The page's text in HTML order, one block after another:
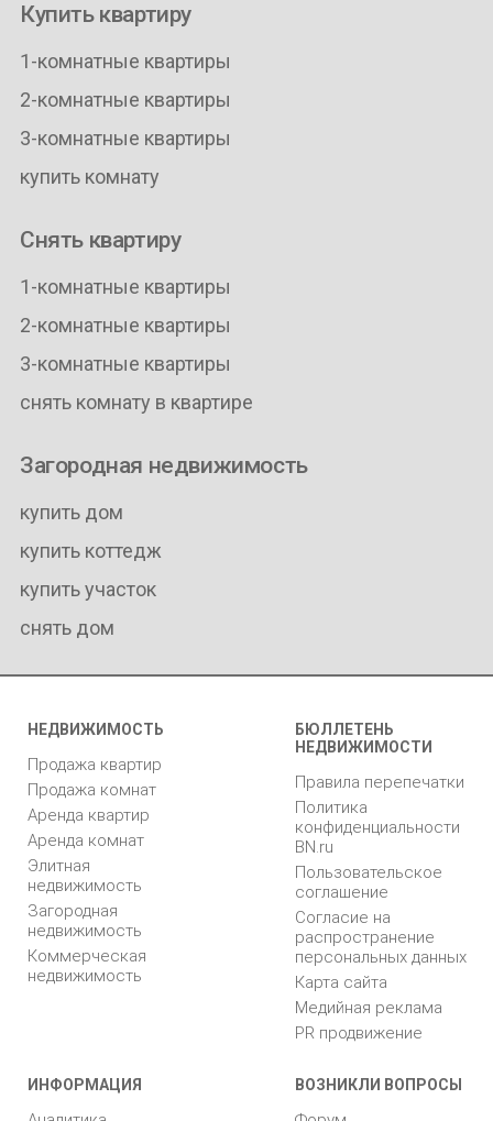
Купить квартиру
1-комнатные квартиры
2-комнатные квартиры
3-комнатные квартиры
купить комнату
Снять квартиру
1-комнатные квартиры
2-комнатные квартиры
3-комнатные квартиры
снять комнату в квартире
Загородная недвижимость
купить дом
купить коттедж
купить участок
снять дом
НЕДВИЖИМОСТЬ
Продажа квартир
Продажа комнат
Аренда квартир
Аренда комнат
Элитная
недвижимость
Загородная
недвижимость
Коммерческая
недвижимость
БЮЛЛЕТЕНЬ
НЕДВИЖИМОСТИ
Правила перепечатки
Политика
конфиденциальности
BN.ru
Пользовательское
соглашение
Согласие на
распространение
персональных данных
Карта сайта
Медийная реклама
PR продвижение
ИНФОРМАЦИЯ ВОЗНИКЛИ ВОПРОСЫ